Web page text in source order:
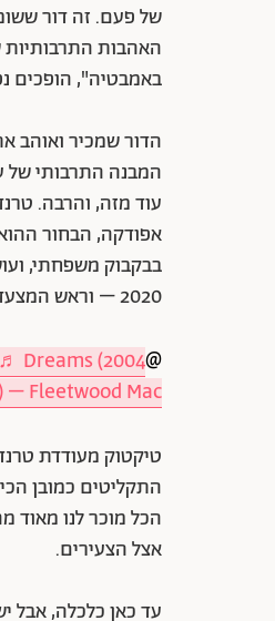
של פעם. זה דור
האהבות התרבותיות
באמבטיה", הופכים
הדור שמכיר ואוהב
המבנה התרבותי של
עוד מזה, והרבה.
אפודקה, הבחור
2020 – וראש המצעדים זה כסף.
@bulziedsbrew
♬ Dreams (2004
– Fleetwood Mac
טיקטוק מעודדת
התקליטים כמובן
הכל מוכר לנו מאוד
אצל הצעירים.
עד כאן כלכלה, אבל